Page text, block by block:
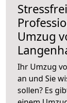
Umzug
Ihr Umzug
an und Sie
sollen? Es